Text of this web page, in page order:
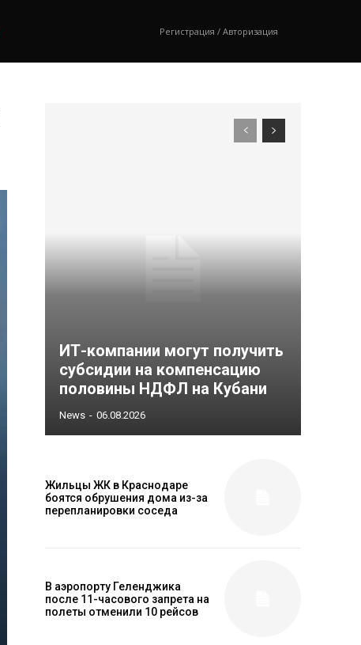
Регистрация / Авторизация
ИТ-компании могут получить
субсидии на компенсацию
половины НДФЛ на Кубани
News - 06.08.2026
Жильцы ЖК в Краснодаре
боятся обрушения дома из-за
перепланировки соседа
В аэропорту Геленджика
после 11-часового запрета на
полеты отменили 10 рейсов